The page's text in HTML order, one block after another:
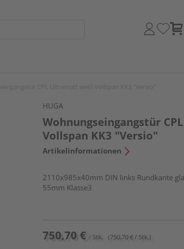
HUGA
Wohnungseingangstür
Vollspan KK3 "Versio"
Artikelinformationen
2110x985x40mm DIN links Rundkante
55mm Klasse3
750,70 € / Stk. (750,70 € / Stk.)